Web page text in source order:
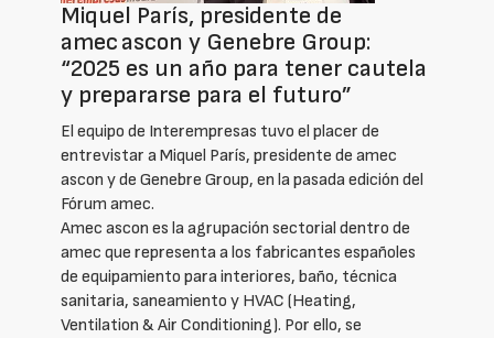
Miquel París, presidente de
amec ascon y Genebre Group:
“2025 es un año para tener cautela
y prepararse para el futuro”
El equipo de Interempresas tuvo el placer de
entrevistar a Miquel París, presidente de amec
ascon y de Genebre Group, en la pasada edición del
Fórum amec.
Amec ascon es la agrupación sectorial dentro de
amec que representa a los fabricantes españoles
de equipamiento para interiores, baño, técnica
sanitaria, saneamiento y HVAC (Heating,
Ventilation & Air Conditioning). Por ello, se